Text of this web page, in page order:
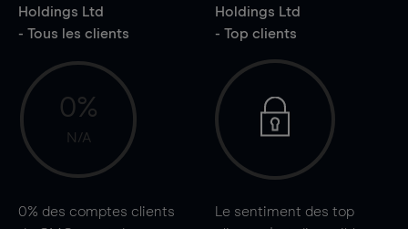
Holdings Ltd
- Tous les clients
0%
N/A
0% des comptes clients
Holdings Ltd
- Top clients
Le sentiment des top